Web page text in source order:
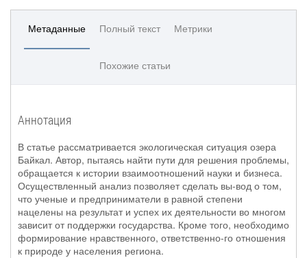
Метаданные Полный текст Метрики
Похожие статьи
Аннотация
В статье рассматривается экологическая ситуация озера
Байкал. Автор, пытаясь найти пути для решения проблемы,
обращается к истории взаимоотношений науки и бизнеса.
Осуществленный анализ позволяет сделать вы-вод о том,
что ученые и предприниматели в равной степени
нацелены на результат и успех их деятельности во многом
зависит от поддержки государства. Кроме того, необходимо
формирование нравственного, ответственно-го отношения
к природе у населения региона.